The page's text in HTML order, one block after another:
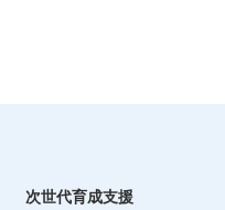
次世代育成支援